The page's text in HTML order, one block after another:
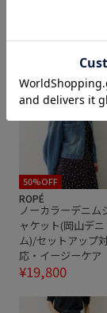
デニ
ハイウエスト
ワイドパンツ
快適な着心地
デニムコレ
50%OFF
ROPÉ
ノーカラーデニム
ャケット(岡山デニ
ム)/セットアップ
応・イージーケア
¥19,800